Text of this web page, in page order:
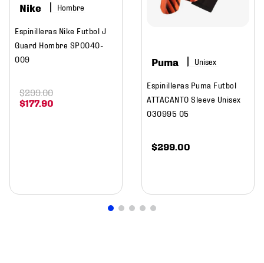
Nike Hombre
Espinilleras Nike Futbol J
Guard Hombre SP0040-
009
$177.90
$299.00
Puma
Espinilleras Puma Futbol
ATTACANTO Sleeve Unisex
030995 05
$299 00